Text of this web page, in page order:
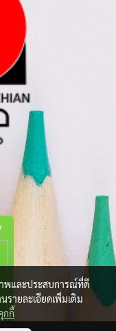
พและประสบการณ์ที่ดี
รายละเอียดเพิ่มเติม
กกี้